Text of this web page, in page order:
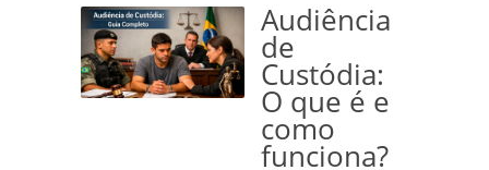
Audiência
de
Custódia:
O que é e
como
funciona?